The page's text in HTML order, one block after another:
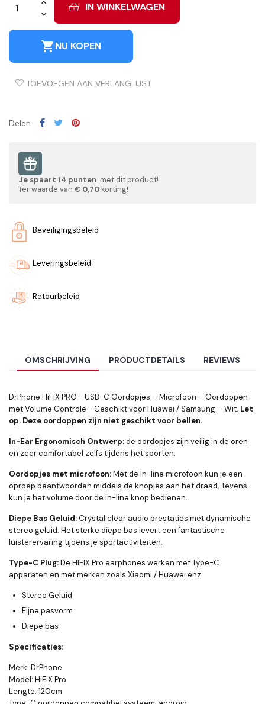
IN WINKELWAGEN
shopping_cartNU KOPEN
TOEVOEGEN AAN VERLANGLIJST
Delen
Je spaart 14 punten met dit product!
Ter waarde van € 0,70 korting!
Beveiligingsbeleid
Leveringsbeleid
Retourbeleid
OMSCHRIJVING PRODUCTDETAILS REVIEWS
DrPhone HiFiX PRO - USB-C Oordopjes – Microfoon – Oordoppen
met Volume Controle - Geschikt voor Huawei / Samsung – Wit. Let
op. Deze oordoppen zijn niet geschikt voor bellen.
In-Ear Ergonomisch Ontwerp:de oordopjes zijn veilig in de oren
en zeer comfortabel zelfs tijdens het sporten.
Oordopjes met microfoon:Met de In-line microfoon kun je een
oproep beantwoorden middels de knopjes aan het draad. Tevens
kun je het volume door de in-line knop bedienen.
Diepe Bas Geluid:Crystal clear audio prestaties met dynamische
stereo geluid. Het sterke diepe bas levert een fantastische
luisterervaring tijdens je sportactiviteiten.
Type-C Plug:De HIFIX Pro earphones werken met Type-C
apparaten en met merken zoals Xiaomi / Huawei enz.
Stereo Geluid
Fijne pasvorm
Diepe bas
Specificaties:
Merk: DrPhone
Model: HiFiX Pro
Lengte: 120cm